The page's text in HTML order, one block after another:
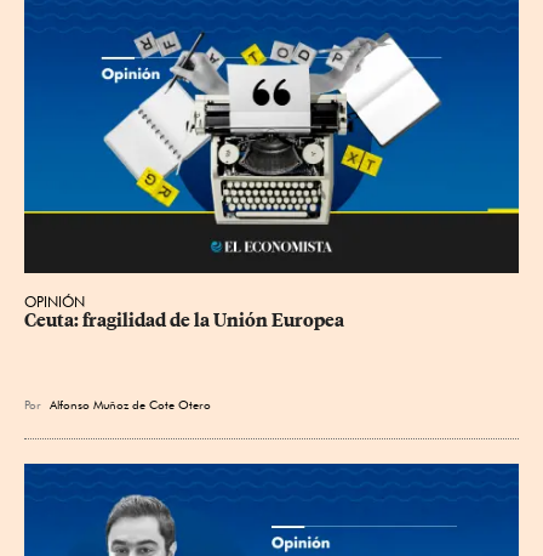
OPINIÓN
Ceuta: fragilidad de la Unión Europea
Por Alfonso Muñoz de Cote Otero